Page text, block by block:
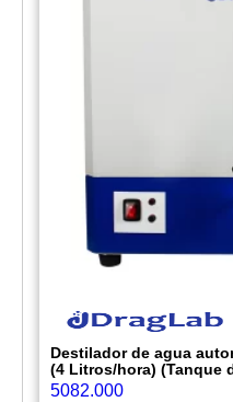
Destilador de agua
(4 Litros/hora) (Tanque
5082.000